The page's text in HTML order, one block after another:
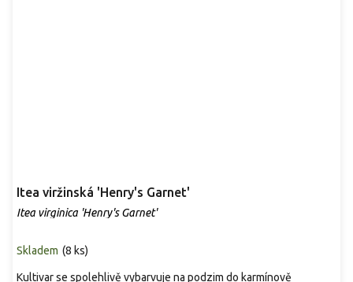
Itea viržinská 'Henry's Garnet'
Itea virginica 'Henry's Garnet'
Skladem (8 ks)
Kultivar se spolehlivě vybarvuje na podzim do karmínově